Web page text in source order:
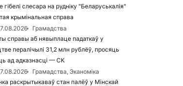
гібелі слесара на рудніку "Беларуськалія"
крымінальная справа
Грамадства
справы аб нявыплаце падаткаў у
пералічылі 31,2 млн рублёў, просяць
ад адказнасці — СК
Грамадства, Эканоміка
раскрытыкаваў стан палёў у Мінскай